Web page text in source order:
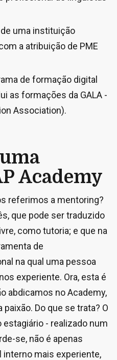
uma instituição
a atribuição de PME
de formação digital
as formações da GALA -
Association).
Academy
referimos a mentoring?
que pode ser traduzido
como tutoria; e que na
de
na qual uma pessoa
experiente. Ora, esta é
abdicamos no Academy,
Do que se trata? O
- realizado num
se, não é apenas
mais experiente,